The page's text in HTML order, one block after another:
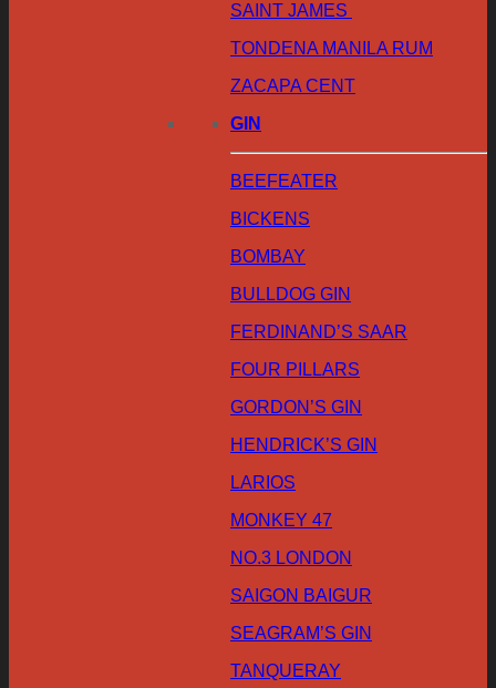
SAINT JAMES
TONDENA MANILA RUM
ZACAPA CENT
GIN
BEEFEATER
BICKENS
BOMBAY
BULLDOG GIN
FERDINAND’S SAAR
FOUR PILLARS
GORDON’S GIN
HENDRICK’S GIN
LARIOS
MONKEY 47
NO.3 LONDON
SAIGON BAIGUR
SEAGRAM’S GIN
TANQUERAY